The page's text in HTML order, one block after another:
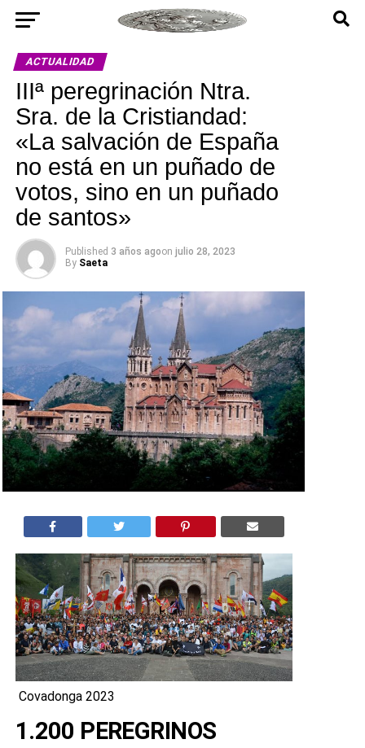
ACTUALIDAD
IIIª peregrinación Ntra.
Sra. de la Cristiandad:
«La salvación de España
no está en un puñado de
votos, sino en un puñado
de santos»
Published 3 años agoon julio 28, 2023
By Saeta
Covadonga 2023
1.200 PEREGRINOS